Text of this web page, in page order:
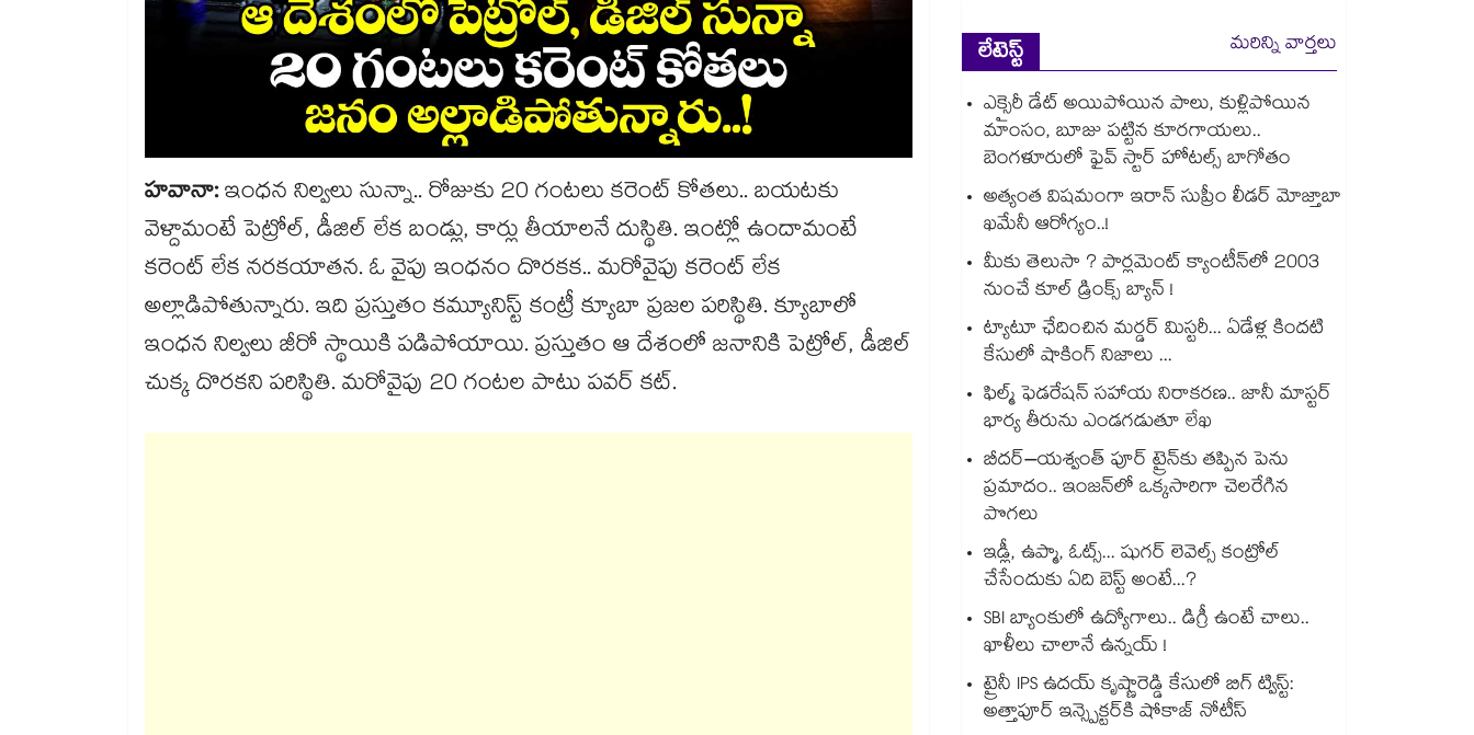
హవానా:ఇంధన నిల్వలు సున్నా.. రోజుకు 20 గంటలు కరెంట్ కోతలు.. బయటకు
వెళ్దామంటే పెట్రోల్, డీజిల్ లేక బండ్లు, కార్లు తీయాలనే దుస్థితి. ఇంట్లో ఉందామంటే
కరెంట్ లేక నరకయాతన. ఓ వైపు ఇంధనం దొరకక.. మరోవైపు కరెంట్ లేక
అల్లాడిపోతున్నారు. ఇది ప్రస్తుతం కమ్యూనిస్ట్ కంట్రీ క్యూబా ప్రజల పరిస్థితి. క్యూబాలో
ఇంధన నిల్వలు జీరో స్థాయికి పడిపోయాయి. ప్రస్తుతం ఆ దేశంలో జనానికి పెట్రోల్, డీజిల్
చుక్క దొరకని పరిస్థితి. మరోవైపు 20 గంటల పాటు పవర్ కట్.
లేటెస్ట్
మరిన్ని వార్తలు
ఎక్సైరీ డేట్ అయిపోయిన పాలు, కుళ్లిపోయిన
మాంసం, బూజు పట్టిన కూరగాయలు..
బెంగళూరులో ఫైవ్ స్టార్ హోటల్స్ బాగోతం
అత్యంత విషమంగా ఇరాన్ సుప్రీం లీడర్ మోజ్తాబా
ఖమేనీ ఆరోగ్యం..!
మీకు తెలుసా ? పార్లమెంట్ క్యాంటీన్⁪లో 2003
నుంచే కూల్ డ్రింక్స్ బ్యాన్ !
ట్యాటూ ఛేదించిన మర్డర్ మిస్టరీ... ఏడేళ్ల కిందటి
కేసులో షాకింగ్ నిజాలు ...
ఫిల్మ్ ఫెడరేషన్ సహాయ నిరాకరణ.. జానీ మాస్టర్
భార్య తీరును ఎండగడుతూ లేఖ
బీదర్–యశ్వంత్ పూర్ ట్రైన్‎కు తప్పిన పెను
ప్రమాదం.. ఇంజన్‎లో ఒక్కసారిగా చెలరేగిన
పొగలు
ఇడ్లీ, ఉప్మా, ఓట్స్... షుగర్ లెవెల్స్ కంట్రోల్
చేసేందుకు ఏది బెస్ట్ అంటే...?
SBI బ్యాంకులో ఉద్యోగాలు.. డిగ్రీ ఉంటే చాలు..
ఖాళీలు చాలానే ఉన్నయ్ !
ట్రైనీ IPS ఉదయ్ కృష్ణారెడ్డి కేసులో బిగ్ ట్విస్ట్:
అత్తాపూర్ ఇన్స్పెక్టర్‎కి షోకాజ్ నోటీస్